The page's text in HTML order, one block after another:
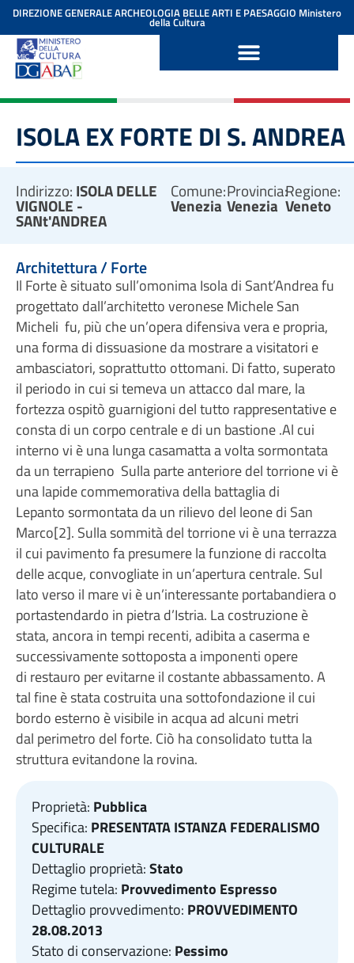
contenuto
DIREZIONE GENERALE ARCHEOLOGIA BELLE ARTI E PAESAGGIO Ministero
della Cultura
ISOLA EX FORTE DI S. ANDREA
Indirizzo: ISOLA DELLE
VIGNOLE -
SANt'ANDREA
Comune:
Venezia
Provincia:
Venezia
Regione:
Veneto
Architettura / Forte
Il Forte è situato sull’omonima Isola di Sant’Andrea fu
progettato dall’architetto veronese Michele San
Micheli fu, più che un’opera difensiva vera e propria,
una forma di dissuasione da mostrare a visitatori e
ambasciatori, soprattutto ottomani. Di fatto, superato
il periodo in cui si temeva un attacco dal mare, la
fortezza ospitò guarnigioni del tutto rappresentative e
consta di un corpo centrale e di un bastione .Al cui
interno vi è una lunga casamatta a volta sormontata
da un terrapieno Sulla parte anteriore del torrione vi è
una lapide commemorativa della battaglia di
Lepanto sormontata da un rilievo del leone di San
Marco[2]. Sulla sommità del torrione vi è una terrazza
il cui pavimento fa presumere la funzione di raccolta
delle acque, convogliate in un’apertura centrale. Sul
lato verso il mare vi è un’interessante portabandiera o
portastendardo in pietra d’Istria. La costruzione è
stata, ancora in tempi recenti, adibita a caserma e
successivamente sottoposta a imponenti opere
di restauro per evitarne il costante abbassamento. A
tal fine è stata costruita una sottofondazione il cui
bordo esterno è visibile in acqua ad alcuni metri
dal perimetro del forte. Ciò ha consolidato tutta la
struttura evitandone la rovina.
Proprietà: Pubblica
Specifica: PRESENTATA ISTANZA FEDERALISMO
CULTURALE
Dettaglio proprietà:Stato
Regime tutela: Provvedimento Espresso
Dettaglio provvedimento: PROVVEDIMENTO
28.08.2013
Stato di conservazione: Pessimo